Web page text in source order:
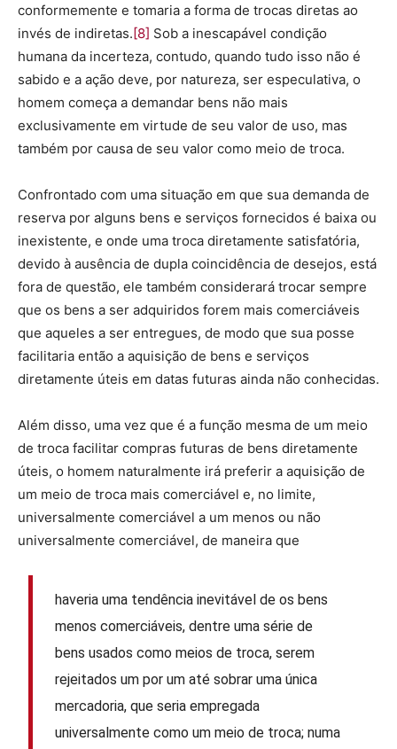
conformemente e tomaria a forma de trocas diretas ao
invés de indiretas.[8] Sob a inescapável condição
humana da incerteza, contudo, quando tudo isso não é
sabido e a ação deve, por natureza, ser especulativa, o
homem começa a demandar bens não mais
exclusivamente em virtude de seu valor de uso, mas
também por causa de seu valor como meio de troca.
Confrontado com uma situação em que sua demanda de
reserva por alguns bens e serviços fornecidos é baixa ou
inexistente, e onde uma troca diretamente satisfatória,
devido à ausência de dupla coincidência de desejos, está
fora de questão, ele também considerará trocar sempre
que os bens a ser adquiridos forem mais comerciáveis
que aqueles a ser entregues, de modo que sua posse
facilitaria então a aquisição de bens e serviços
diretamente úteis em datas futuras ainda não conhecidas.
Além disso, uma vez que é a função mesma de um meio
de troca facilitar compras futuras de bens diretamente
úteis, o homem naturalmente irá preferir a aquisição de
um meio de troca mais comerciável e, no limite,
universalmente comerciável a um menos ou não
universalmente comerciável, de maneira que
haveria uma tendência inevitável de os bens
menos comerciáveis, dentre uma série de
bens usados como meios de troca, serem
rejeitados um por um até sobrar uma única
mercadoria, que seria empregada
universalmente como um meio de troca; numa